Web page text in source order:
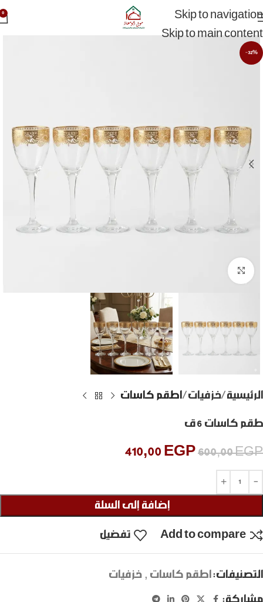
Skip to navigation
Skip to main content
0
-32%
Click to enlarge
الرئيسية خزفيات اطقم كاسات
طقم كاسات 6 ق
600,00EGP
410,00 EGP
إضافة إلى السلة
Add to compare تفضيل
التصنيفات: اطقم كاسات , خزفيات
مشاركة: